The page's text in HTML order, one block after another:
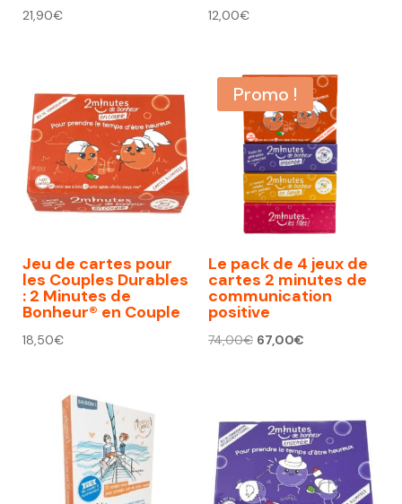
21,90€ 12,00€
Jeu de cartes pour
les Couples Durables
: 2 Minutes de
Bonheur® en Couple
18,50€
Promo !
Le pack de 4 jeux de
cartes 2 minutes de
communication
positive
74,00€ Le
74,00€.
67,00€Le
67,00€.